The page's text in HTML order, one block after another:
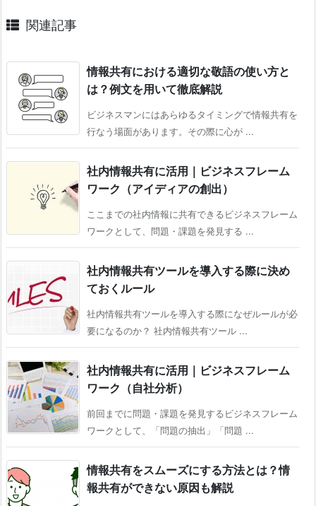
関連記事
情報共有における適切な敬語の使い方と
は？例文を用いて徹底解説
ビジネスマンにはあらゆるタイミングで情報共有を
行なう場面があります。その際に心が ...
社内情報共有に活用｜ビジネスフレーム
ワーク（アイディアの創出）
ここまでの社内情報に共有できるビジネスフレーム
ワークとして、問題・課題を発見する ...
社内情報共有ツールを導入する際に決め
ておくルール
社内情報共有ツールを導入する際になぜルールが必
要になるのか？ 社内情報共有ツール ...
社内情報共有に活用｜ビジネスフレーム
ワーク（自社分析）
前回までに問題・課題を発見するビジネスフレーム
ワークとして、「問題の抽出」「問題 ...
情報共有をスムーズにする方法とは？情
報共有ができない原因も解説